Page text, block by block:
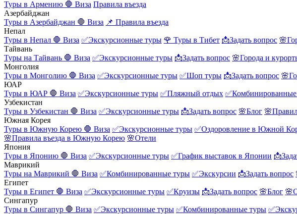
Туры в Армению 🛑 Виза Правила въезда
Азербайджан
Туры в Азербайджан 🛑 Виза 📌 Правила въезда
Непал
Туры в Непал 🛑 Виза ✅Экскурсионные туры 🌹 Туры в Тибет 📩Задать вопрос
Тайвань
Туры на Тайвань 🛑 Виза ✅Экскурсионные туры 📩Задать вопрос 🌸Города и
Монголия
Туры в Монголию 🛑 Виза ✅Экскурсионные туры ✅Шоп туры 📩Задать вопрос
ЮАР
Туры в ЮАР 🛑 Виза ✅Экскурсионные туры ✅Пляжный отдых
Узбекистан
Туры в Узбекистан 🛑 Виза ✅Экскурсионные туры 📩Задать вопрос 🌸Блог
Южная Корея
Туры в Южную Корею 🛑 Виза ✅Экскурсионные туры ✅Оздоровление в Южной
🌸Правила въезда в Южную Корею 🌸Отели
Япония
Туры в Японию 🛑 Виза ✅Экскурсионные туры ✅График выставок в Японии
Маврикий
Туры на Маврикий 🛑 Виза ✅Комбинированные туры ✅Экскурсии 📩Задать вопрос
Египет
Туры в Египет 🛑 Виза ✅Экскурсионные туры ✅Круизы 📩Задать вопрос 🌸Блог
Сингапур
Туры в Сингапур 🛑 Виза ✅Экскурсионные туры ✅Комбинированные туры